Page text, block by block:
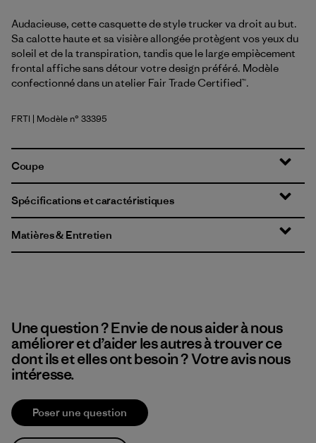
Audacieuse, cette casquette de style trucker va droit au but.
Sa calotte haute et sa visière allongée protègent vos yeux du
soleil et de la transpiration, tandis que le large empiècement
frontal affiche sans détour votre design préféré. Modèle
confectionné dans un atelier Fair Trade Certified™.
Fitz Roy Strata: Thin Ice
FRTI | Modèle n° 33395
Coupe
Spécifications et caractéristiques
Matières & Entretien
Une question ? Envie de nous aider à nous
améliorer et d’aider les autres à trouver ce
dont ils et elles ont besoin ? Votre avis nous
intéresse.
Poser une question